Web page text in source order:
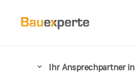
Ihr Ansprechpartner in